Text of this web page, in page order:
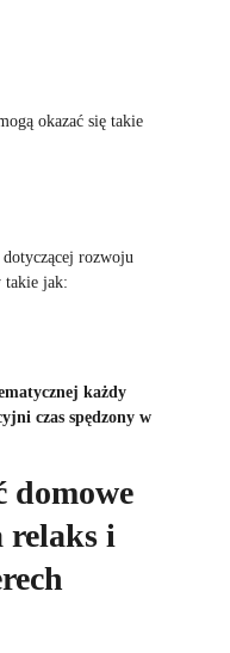
okazać się takie
rozwoju
takie jak:
każdy
czas spędzony w
domowe
relaks i